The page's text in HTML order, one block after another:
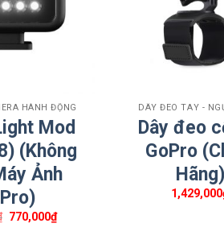
và bền chắc
chắc chắn giúp bảo vệ ống kính khỏi
thí nghiệm. Bên cạnh đó,
độ trong suốt, đảm bảo thu được
HÀNH ĐỘNG
Mod
(Không
Ảnh
770,000₫
DÂY ĐEO TAY -
Dây đeo
GoPro
Hãng)
1,429,000